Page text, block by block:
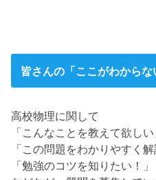
皆さんの「ここがわからな
高校物理に関して
「こんなことを教えて欲しい
「この問題をわかりやすく
「勉強のコツを知りたい！」